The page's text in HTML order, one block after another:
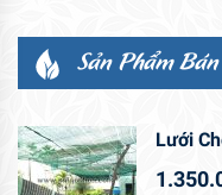
Sản Phẩm
Lưới